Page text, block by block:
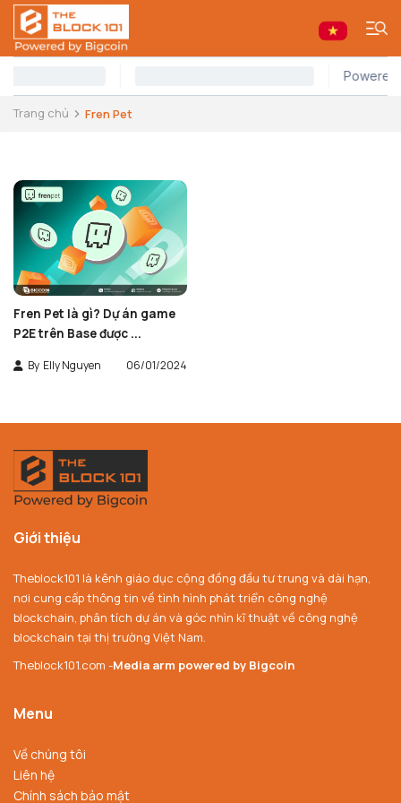
Trang chủ Fren Pet
Fren Pet là gì? Dự án game
P2E trên Base được ...
By Elly Nguyen 06/01/2024
Giới thiệu
Theblock101 là kênh giáo dục cộng đồng đầu tư trung và dài hạn,
nơi cung cấp thông tin về tình hình phát triển công nghệ
blockchain, phân tích dự án và góc nhìn kĩ thuật về công nghệ
blockchain tại thị trường Việt Nam.
Theblock101.com -Media arm powered by Bigcoin
Menu
Về chúng tôi
Liên hệ
Chính sách bảo mật